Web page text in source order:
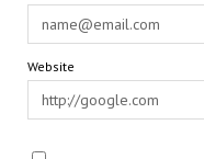
Website